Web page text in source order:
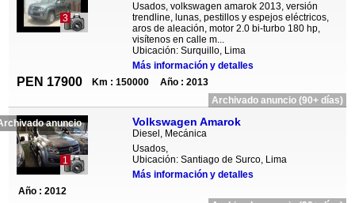
3
Usados, volkswagen amarok 2013, versión
trendline, lunas, pestillos y espejos eléctricos,
aros de aleación, motor 2.0 bi-turbo 180 hp,
visítenos en calle m...
Ubicación: Surquillo, Lima
Más información y detalles
PEN 17900 Km : 150000
Año : 2013
Archivado anuncio (90+ días)
anuncio
1
Volkswagen Amarok
Diesel, Mecánica
Usados,
Ubicación: Santiago de Surco, Lima
Más información y detalles
Año : 2012